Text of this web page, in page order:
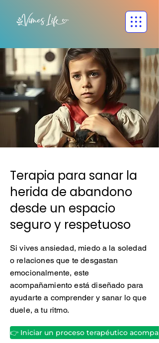
Terapia para sanar la
herida de abandono
desde un espacio
seguro y respetuoso
Si vives ansiedad, miedo a la soledad
o relaciones que te desgastan
emocionalmente, este
acompañamiento está diseñado para
ayudarte a comprender y sanar lo que
duele, a tu ritmo.
👉 Iniciar un proceso terapéutico